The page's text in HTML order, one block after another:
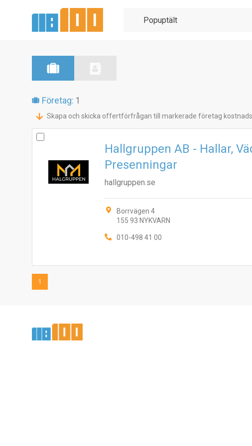
Företag: 1
Skapa och skicka offertförfrågan till markerade företag
Hallgruppen AB - Hallar,
Presenningar
hallgruppen.se
Borrvägen 4
155 93 NYKVARN
010-498 41 00
1